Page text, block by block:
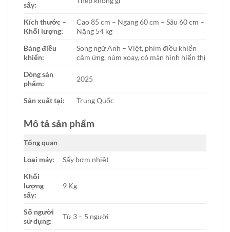
sấy:
Kích thước –
Khối lượng:
Cao 85 cm – Ngang 60 cm – Sâu 60 cm –
Nặng 54 kg
Bảng điều
khiển:
Song ngữ Anh – Việt, phím điều khiển
cảm ứng, núm xoay, có màn hình hiển thị
Dòng sản
phẩm:
2025
Sản xuất tại: Trung Quốc
Mô tả sản phẩm
Tổng quan
Loại máy:
Sấy bơm nhiệt
Khối
lượng
sấy:
9 Kg
Số người
sử dụng:
Từ 3 – 5 người